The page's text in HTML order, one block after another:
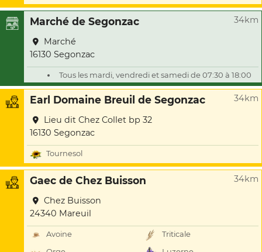
Marché de Segonzac 34km
Marché
16130 Segonzac
Tous les mardi, vendredi et samedi de 07:30 à 18:00
Earl Domaine Breuil de Segonzac 34km
Lieu dit Chez Collet bp 32
16130 Segonzac
Tournesol
Gaec de Chez Buisson 34km
Chez Buisson
24340 Mareuil
Avoine
Triticale